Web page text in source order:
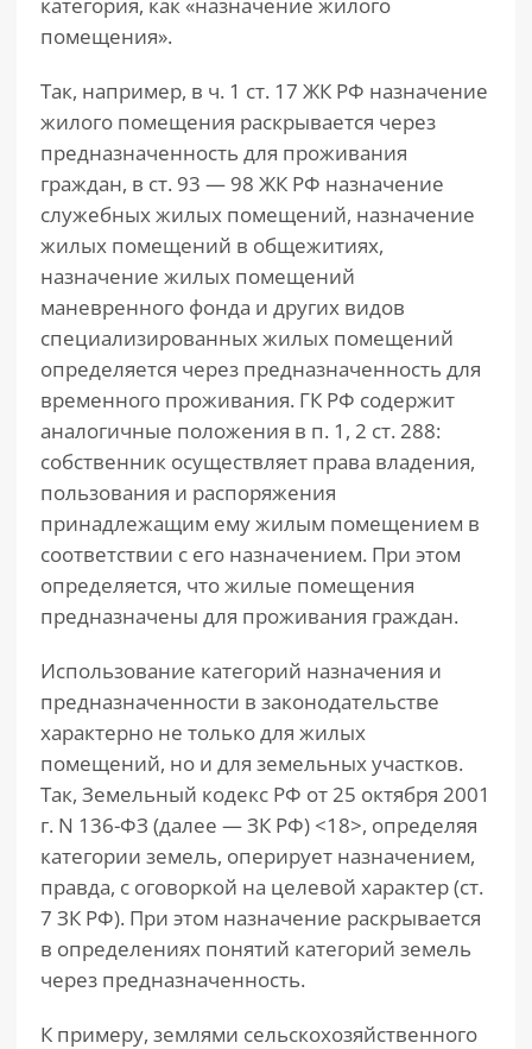
помещения».
Так, например, в ч. 1 ст. 17 ЖК РФ назначение
жилого помещения раскрывается через
предназначенность для проживания
граждан, в ст. 93 — 98 ЖК РФ назначение
служебных жилых помещений, назначение
жилых помещений в общежитиях,
назначение жилых помещений
маневренного фонда и других видов
специализированных жилых помещений
определяется через предназначенность для
временного проживания. ГК РФ содержит
аналогичные положения в п. 1, 2 ст. 288:
собственник осуществляет права владения,
пользования и распоряжения
принадлежащим ему жилым помещением в
соответствии с его назначением. При этом
определяется, что жилые помещения
предназначены для проживания граждан.
Использование категорий назначения и
предназначенности в законодательстве
характерно не только для жилых
помещений, но и для земельных участков.
Так, Земельный кодекс РФ от 25 октября 2001
г. N 136-ФЗ (далее — ЗК РФ) <18>, определяя
категории земель, оперирует назначением,
правда, с оговоркой на целевой характер (ст.
7 ЗК РФ). При этом назначение раскрывается
в определениях понятий категорий земель
через предназначенность.
К примеру, землями сельскохозяйственного